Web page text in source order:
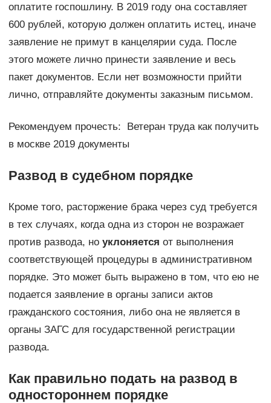
оплатите госпошлину. В 2019 году она составляет
600 рублей, которую должен оплатить истец, иначе
заявление не примут в канцелярии суда. После
этого можете лично принести заявление и весь
пакет документов. Если нет возможности прийти
лично, отправляйте документы заказным письмом.
Рекомендуем прочесть: Ветеран труда как получить
в москве 2019 документы
Развод в судебном порядке
Кроме того, расторжение брака через суд требуется
в тех случаях, когда одна из сторон не возражает
против развода, но уклоняется от выполнения
соответствующей процедуры в административном
порядке. Это может быть выражено в том, что ею не
подается заявление в органы записи актов
гражданского состояния, либо она не является в
органы ЗАГС для государственной регистрации
развода.
Как правильно подать на развод в
одностороннем порядке